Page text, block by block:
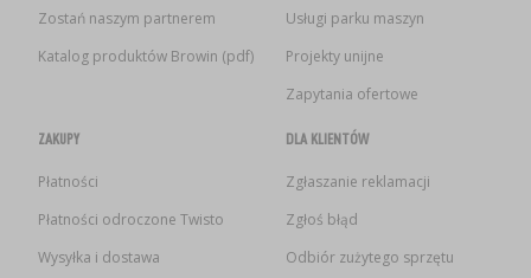
Zostań naszym partnerem
Katalog produktów Browin (pdf)
Usługi parku maszyn
Projekty unijne
Zapytania ofertowe
ZAKUPY
Płatności
Płatności odroczone Twisto
Wysyłka i dostawa
DLA KLIENTÓW
Zgłaszanie reklamacji
Zgłoś błąd
Odbiór zużytego sprzętu